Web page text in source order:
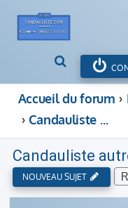
h
e
h
e
r
Accueil du forum
Candauliste autre qu'en france
Candauliste
NOUVEAU SUJET